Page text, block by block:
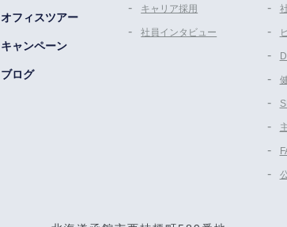
オフィスツアー
キャンペーン
ブログ
キャリア採用
社員インタビュー